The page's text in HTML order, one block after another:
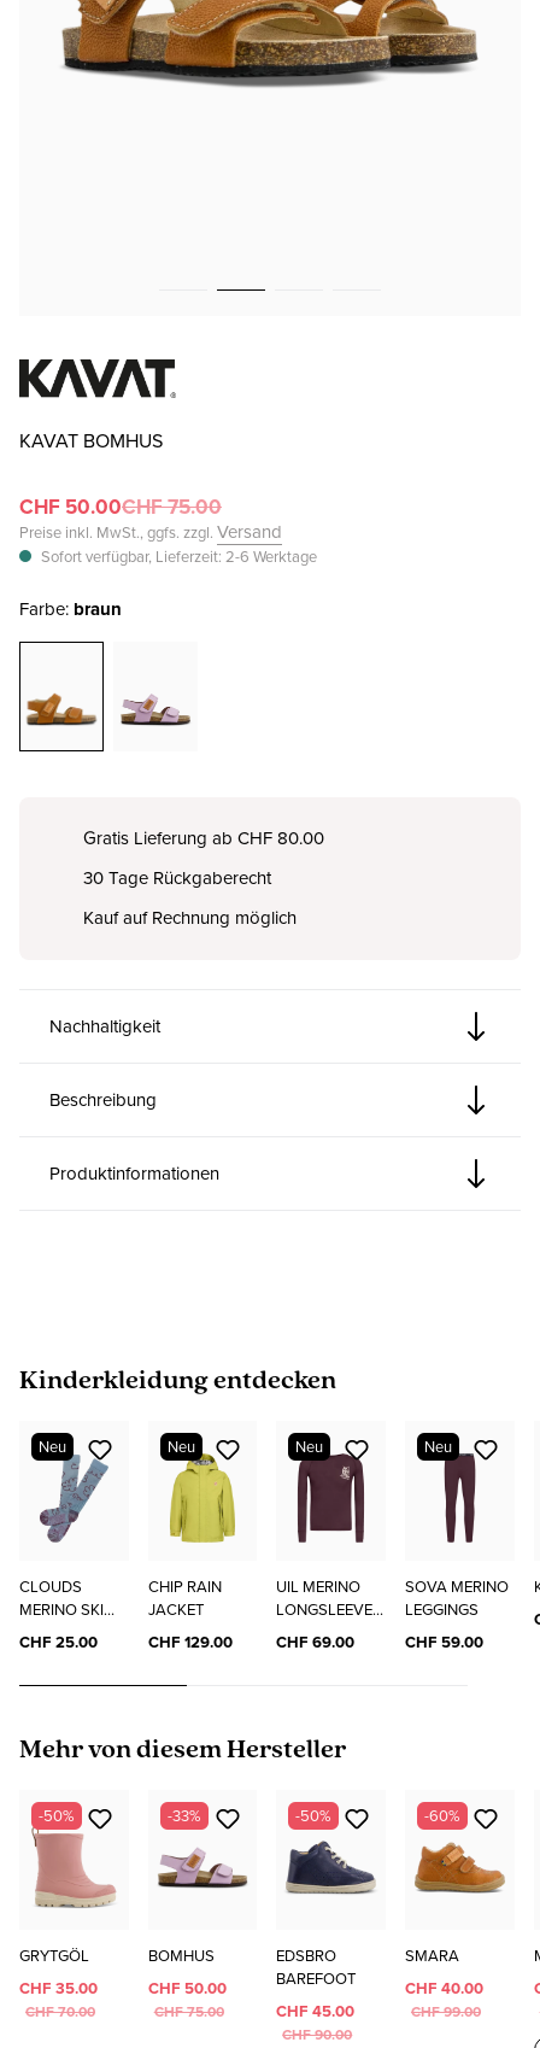
KAVAT BOMHUS
CHF 50.00CHF 75.00
Preise inkl. MwSt., ggfs. zzgl. Versand
Sofort verfügbar, Lieferzeit: 2-6 Werktage
Farbe: braun
Gratis Lieferung ab CHF 80.00
30 Tage Rückgaberecht
Kauf auf Rechnung möglich
Nachhaltigkeit
Beschreibung
Produktinformationen
Produktgalerie überspringen
Kinderkleidung entdecken
Neu
CLOUDS
MERINO SKI
SOCKS
CHF 25.00
Neu
CHIP RAIN
JACKET
CHF 129.00
Neu
UIL MERINO
LONGSLEEVE
"ELO"
CHF 69.00
Neu
SOVA MERINO
LEGGINGS
CHF 59.00
Produktgalerie überspringen
Mehr von diesem Hersteller
-50%
GRYTGÖL
CHF 35.00
CHF 70.00
-33%
BOMHUS
CHF 50.00
CHF 75.00
-50%
EDSBRO
BAREFOOT
CHF 45.00
CHF 90.00
-60%
SMARA
CHF 40.00
CHF 99.00